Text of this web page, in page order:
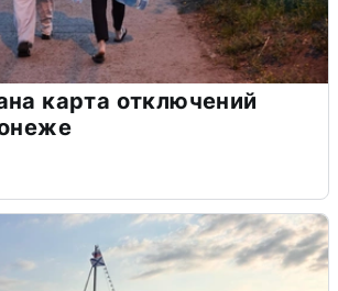
карта отключений